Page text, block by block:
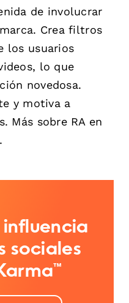
de involucrar
Crea filtros
los usuarios
lo que
novedosa.
y motiva a
Más sobre RA en
.
sociales